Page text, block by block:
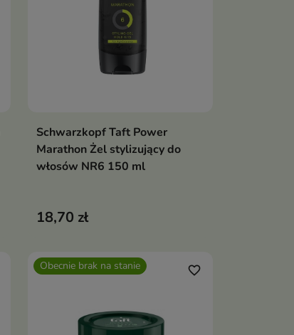
Dodaj do koszyka
Schwarzkopf Taft Power
Marathon Żel stylizujący do
włosów NR6 150 ml
18,70 zł
Obecnie brak na stanie favorite_border